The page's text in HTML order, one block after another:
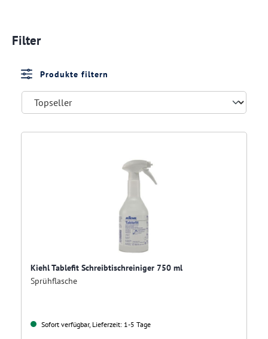
Filter
Produkte filtern
Kiehl Tablefit Schreibtischreiniger 750 ml
Sprühflasche
Sofort verfügbar, Lieferzeit: 1-5 Tage